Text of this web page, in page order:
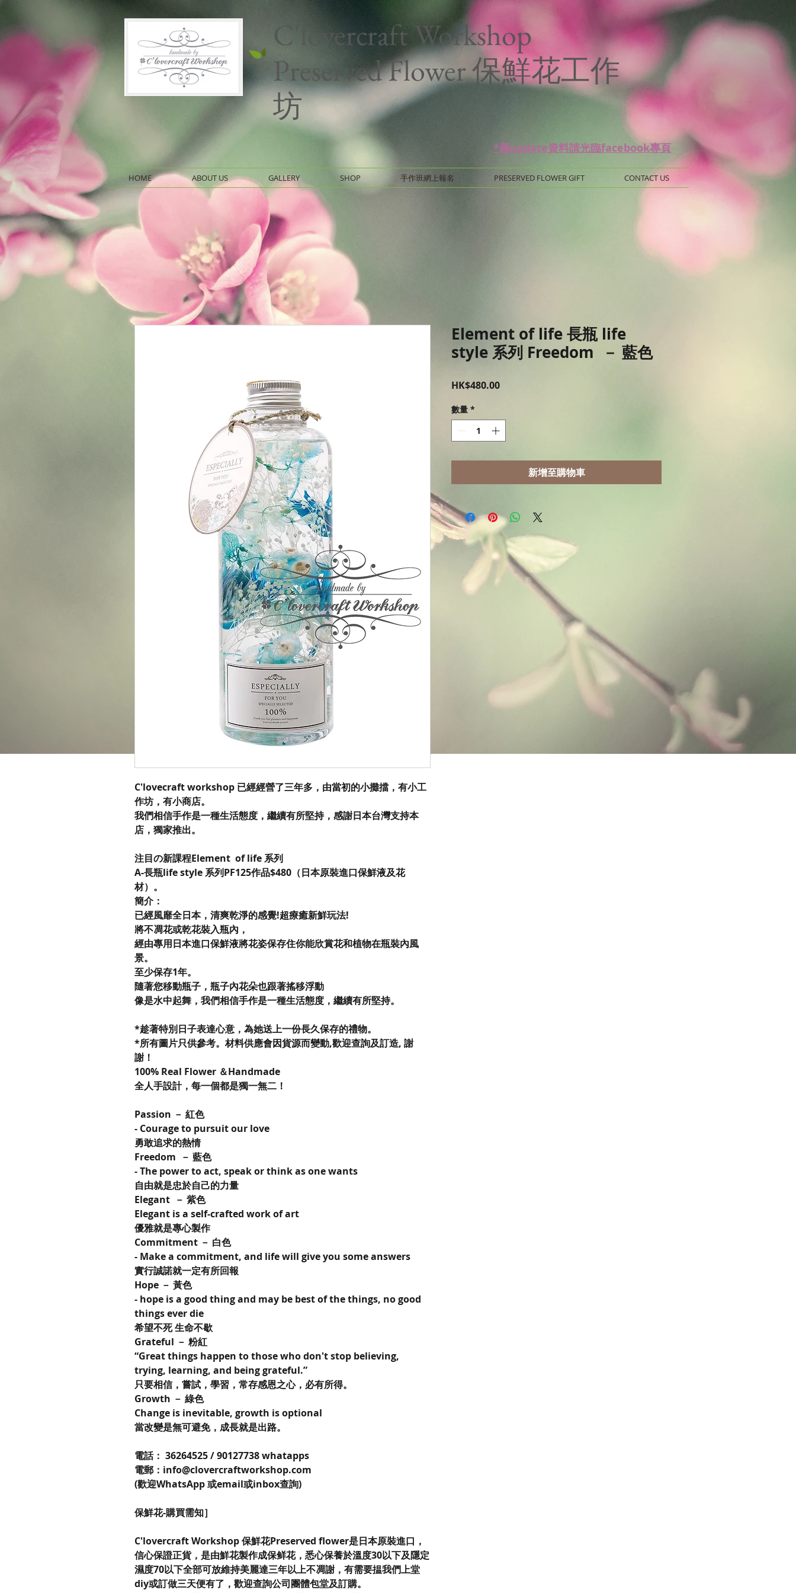
C'lovercraft Workshop
Preserved Flower 保鮮花工作
坊
*最update資料請光臨facebook專頁
HOME ABOUT US GALLERY SHOP 手作班網上報名 PRESERVED FLOWER GIFT CONTACT US
C'lovecraft workshop 已經經營了三年多，由當初的小攤擋，有小工
作坊，有小商店。
我們相信手作是一種生活態度，繼續有所堅持，感謝日本台灣支持本
店，獨家推出。
注目の新課程Element of life 系列
A-長瓶life style 系列PF125作品$480（日本原裝進口保鮮液及花
材）。
簡介：
已經風靡全日本，清爽乾淨的感覺!超療癒新鮮玩法!
將不凋花或乾花裝入瓶內，
經由專用日本進口保鮮液將花姿保存住你能欣賞花和植物在瓶裝內風
景。
至少保存1年。
隨著您移動瓶子，瓶子內花朵也跟著搖移浮動
像是水中起舞，我們相信手作是一種生活態度，繼續有所堅持。
*趁著特別日子表達心意，為她送上一份長久保存的禮物。
*所有圖片只供參考。材料供應會因貨源而變動,歡迎查詢及訂造, 謝
謝！
100% Real Flower ＆Handmade
全人手設計，每一個都是獨一無二！
Passion － 紅色
- Courage to pursuit our love
勇敢追求的熱情
Freedom － 藍色
- The power to act, speak or think as one wants
自由就是忠於自己的力量
Elegant － 紫色
Elegant is a self-crafted work of art
優雅就是專心製作
Commitment － 白色
- Make a commitment, and life will give you some answers
實行誠諾就一定有所回報
Hope － 黃色
- hope is a good thing and may be best of the things, no good
things ever die
希望不死 生命不歇
Grateful － 粉紅
“Great things happen to those who don't stop believing,
trying, learning, and being grateful.”
只要相信，嘗試，學習，常存感恩之心，必有所得。
Growth － 綠色
Change is inevitable, growth is optional
當改變是無可避免，成長就是出路。
電話： 36264525 / 90127738 whatapps
電郵：info@clovercraftworkshop.com
(歡迎WhatsApp 或email或inbox查詢)
保鮮花-購買需知］
C'lovercraft Workshop 保鮮花Preserved flower是日本原裝進口，
信心保證正貨，是由鮮花製作成保鲜花，悉心保養於溫度30以下及隱定
濕度70以下全部可放維持美麗達三年以上不凋謝，有需要揾我們上堂
diy或訂做三天便有了，歡迎查詢公司團體包堂及訂購。
Element of life 長瓶 life
style 系列 Freedom － 藍色
HK$480.00價
數量 *
新增至購物車